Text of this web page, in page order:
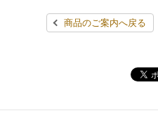
行政サービス
学び・教育
オンラインフォトサービス
コインランドリー（店舗限定）
データで見るセブン‐イレブン
セブン‐イレブンの「商品力」
セブン-イレブンの横顔
報告書ライブラリー
한국어(서비스)
商品のご案内へ戻る